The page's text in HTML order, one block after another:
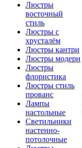
Люстры
восточный
стиль
Люстры с
хрусталём
Люстры кантри
Люстры модерн
Люстры
флористика
Люстры стиль
прованс
Лампы
настольные
Светильники
настенно-
потолочные